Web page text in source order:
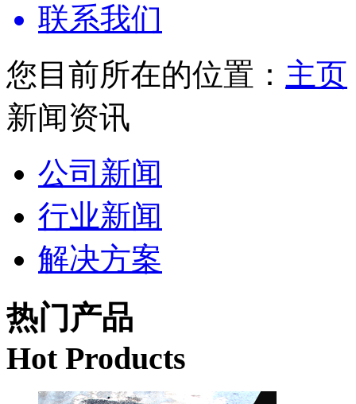
联系我们
您目前所在的位置： 主页
新闻资讯
公司新闻
行业新闻
解决方案
热门产品
Hot Products